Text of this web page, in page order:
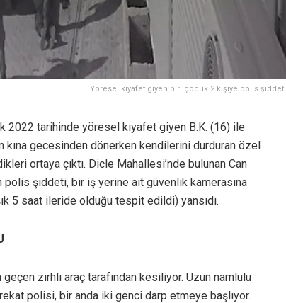
Yöresel kıyafet giyen biri çocuk 2 kişiye polis şiddeti
2022 tarihinde yöresel kıyafet giyen B.K. (16) ile
kına gecesinden dönerken kendilerini durduran özel
ortaya çıktı. Dicle Mahallesi’nde bulunan Can
polis şiddeti, bir iş yerine ait güvenlik kamerasına
5 saat ileride olduğu tespit edildi) yansıdı.
zırhlı araç tarafından kesiliyor. Uzun namlulu
polisi, bir anda iki genci darp etmeye başlıyor.